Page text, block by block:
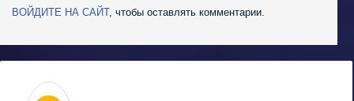
ВОЙДИТЕ НА САЙТ, чтобы оставлять комментарии.